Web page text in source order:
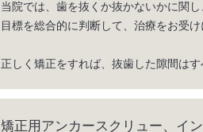
当院では、歯を抜くか抜かないかに関
目標を総合的に判断して、治療をお受
正しく矯正をすれば、抜歯した隙間は
矯正用アンカースクリュー、イ